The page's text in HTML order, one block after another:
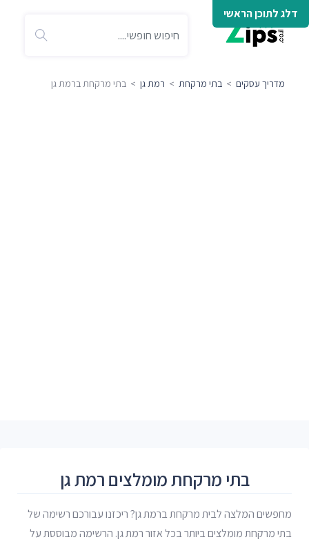
דלג לתוכן הראשי
מדריך עסקים > בתי מרקחת > רמת גן > בתי מרקחת ברמת גן
בתי מרקחת מומלצים רמת גן
מחפשים המלצה לבית מרקחת ברמת גן? ריכזנו עבורכם רשימה של
בתי מרקחת מומלצים ביותר בכל אזור רמת גן. הרשימה מבוססת על